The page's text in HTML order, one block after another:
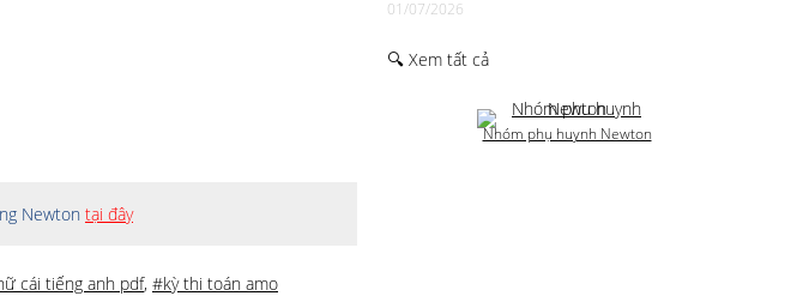
Newton tại đây
cái tiếng anh pdf, #kỳ thi toán amo
01/07/2026
🔍 Xem tất cả
Nhóm phụ huynh Newton